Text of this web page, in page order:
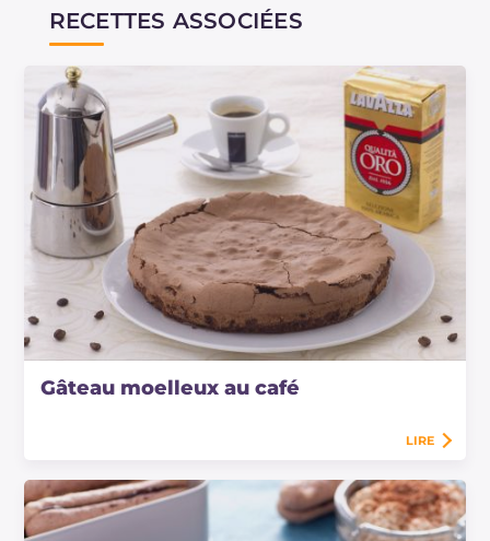
RECETTES ASSOCIÉES
Gâteau moelleux au café
LIRE